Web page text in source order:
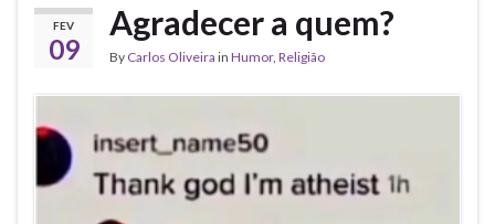
FEV
09
Agradecer a quem?
By Carlos Oliveira in Humor, Religião